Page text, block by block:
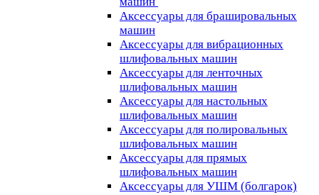
Аксессуары для брашировальных
машин
Аксессуары для вибрационных
шлифовальных машин
Аксессуары для ленточных
шлифовальных машин
Аксессуары для настольных
шлифовальных машин
Аксессуары для полировальных
шлифовальных машин
Аксессуары для прямых
шлифовальных машин
Аксессуары для УШМ (болгарок)